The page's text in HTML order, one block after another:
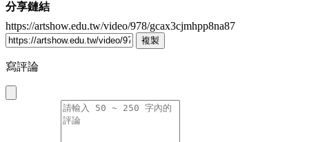
分享鏈結
https://artshow.edu.tw/video/978/gcax3cjmhpp8na87
複製
寫評論